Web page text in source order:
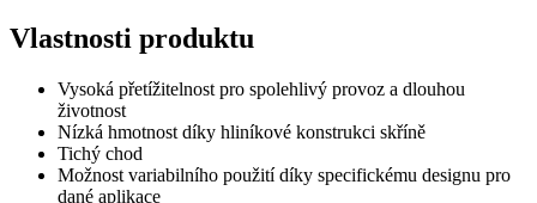
Vlastnosti produktu
Vysoká přetížitelnost pro spolehlivý provoz a dlouhou
životnost
Nízká hmotnost díky hliníkové konstrukci skříně
Tichý chod
Možnost variabilního použití díky specifickému designu pro
dané aplikace